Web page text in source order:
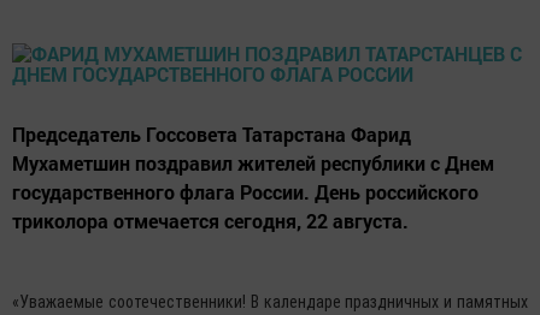
Председатель Госсовета Татарстана Фарид
Мухаметшин поздравил жителей республики с Днем
государственного флага России. День российского
триколора отмечается сегодня, 22 августа.
«Уважаемые соотечественники! В календаре праздничных и памятных